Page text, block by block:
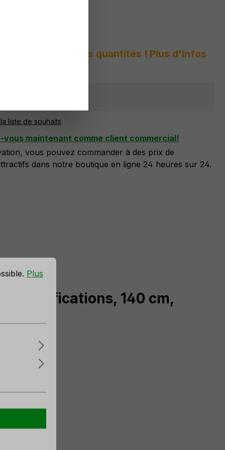
peur des grandes quantités ! Plus d'infos
liste de souhaits
vous maintenant comme client commercial!
vous pouvez commander à des prix de
dans notre boutique en ligne 24 heures sur 24.
ramifications, 140 cm,
Plus